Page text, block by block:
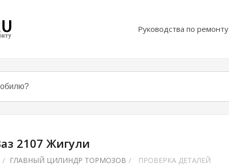
Руководства по ремонту
2107 Жигули
/ ГЛАВНЫЙ ЦИЛИНДР ТОРМОЗОВ / ПРОВЕРКА ДЕТАЛЕЙ